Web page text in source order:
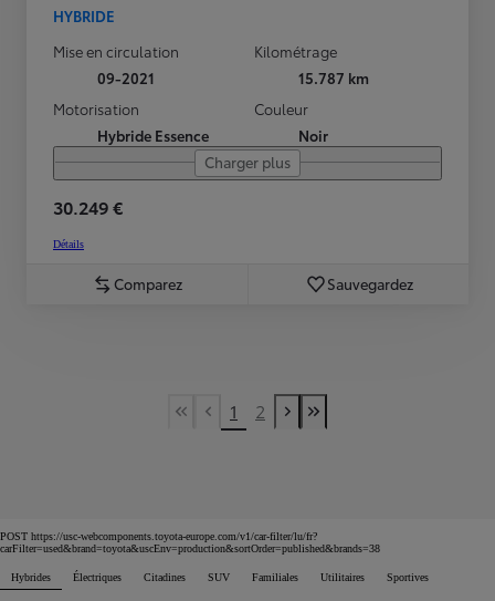
HYBRIDE
Mise en circulation
09-2021
Kilométrage
15.787 km
Motorisation
Hybride Essence
Couleur
Noir
Charger plus
30.249 €
Détails
Comparez Sauvegardez
First Page
Previous page
1 2
Next page
Last Page
POST https://usc-webcomponents.toyota-europe.com/v1/car-filter/lu/fr?
carFilter=used&brand=toyota&uscEnv=production&sortOrder=published&brands=38
Hybrides Électriques Citadines SUV Familiales Utilitaires Sportives